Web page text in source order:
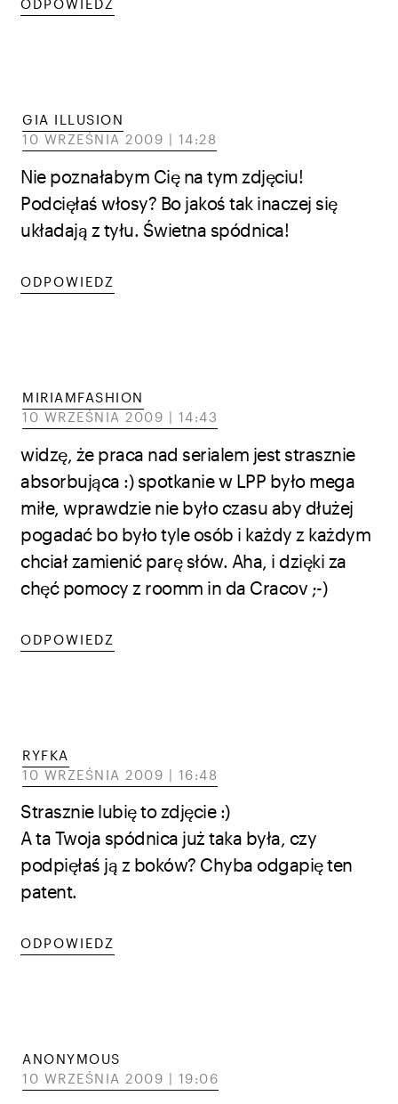
ODPOWIEDZ
GIA ILLUSION
10 WRZEŚNIA 2009 | 14:28
Nie poznałabym Cię na tym zdjęciu!
Podcięłaś włosy? Bo jakoś tak inaczej się
układają z tyłu. Świetna spódnica!
ODPOWIEDZ
MIRIAMFASHION
10 WRZEŚNIA 2009 | 14:43
widzę, że praca nad serialem jest strasznie
absorbująca :) spotkanie w LPP było mega
miłe, wprawdzie nie było czasu aby dłużej
pogadać bo było tyle osób i każdy z każdym
chciał zamienić parę słów. Aha, i dzięki za
chęć pomocy z roomm in da Cracov ;-)
ODPOWIEDZ
RYFKA
10 WRZEŚNIA 2009 | 16:48
Strasznie lubię to zdjęcie :)
A ta Twoja spódnica już taka była, czy
podpięłaś ją z boków? Chyba odgapię ten
patent.
ODPOWIEDZ
ANONYMOUS
10 WRZEŚNIA 2009 | 19:06